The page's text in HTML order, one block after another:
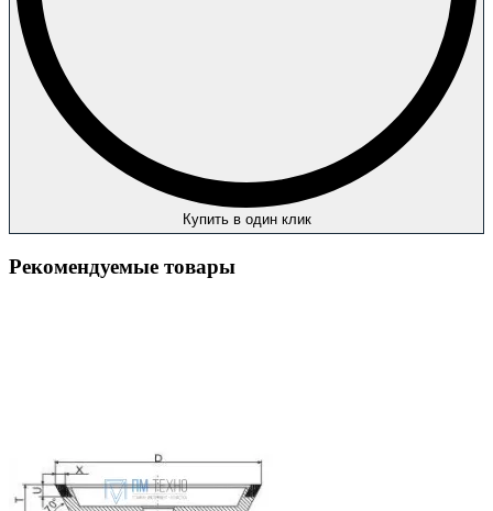
Купить в один клик
Рекомендуемые товары